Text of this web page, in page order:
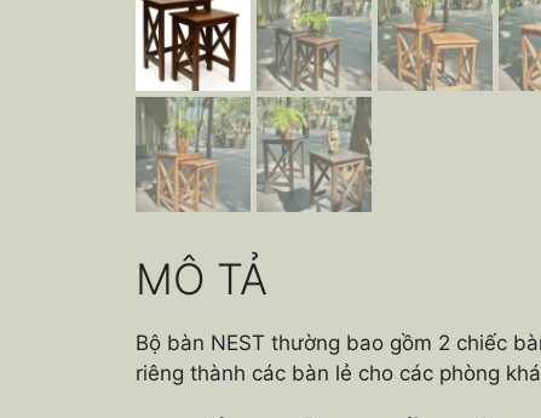
MÔ TẢ
Bộ bàn NEST thường bao gồm 2 chiếc
riêng thành các bàn lẻ cho các phòng